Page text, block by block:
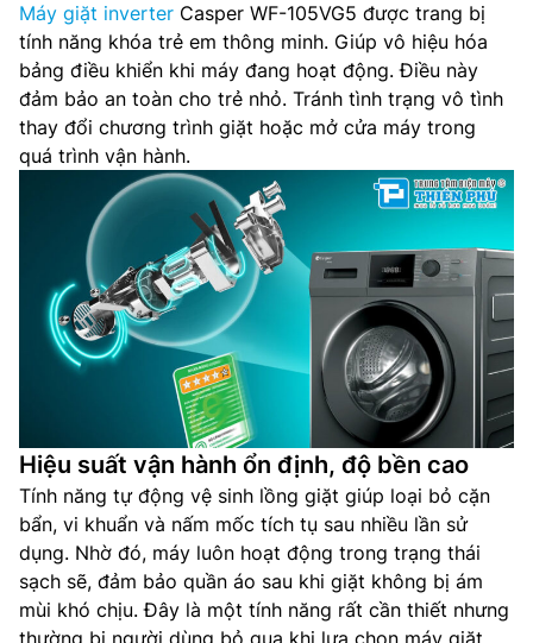
Máy giặt inverter Casper WF-105VG5 được trang bị
tính năng khóa trẻ em thông minh. Giúp vô hiệu hóa
bảng điều khiển khi máy đang hoạt động. Điều này
đảm bảo an toàn cho trẻ nhỏ. Tránh tình trạng vô tình
thay đổi chương trình giặt hoặc mở cửa máy trong
quá trình vận hành.
Hiệu suất vận hành ổn định, độ bền cao
Tính năng tự động vệ sinh lồng giặt giúp loại bỏ cặn
bẩn, vi khuẩn và nấm mốc tích tụ sau nhiều lần sử
dụng. Nhờ đó, máy luôn hoạt động trong trạng thái
sạch sẽ, đảm bảo quần áo sau khi giặt không bị ám
mùi khó chịu. Đây là một tính năng rất cần thiết nhưng
thường bị người dùng bỏ qua khi lựa chọn máy giặt.